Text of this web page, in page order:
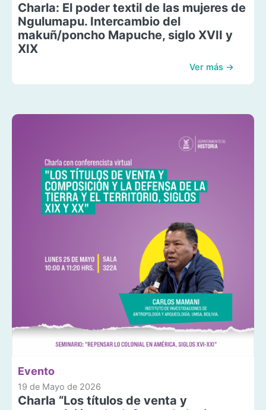
Charla: El poder textil de las mujeres de
Ngulumapu. Intercambio del
makuñ/poncho Mapuche, siglo XVII y
XIX
Ver más →
Evento
19 de Mayo de 2026
Charla “Los títulos de venta y